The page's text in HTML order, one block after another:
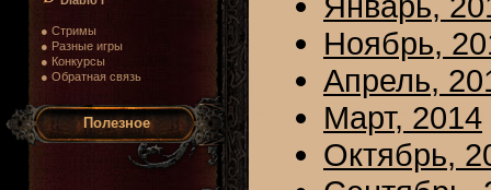
● Стримы
● Разные игры
● Конкурсы
● Обратная связь
Полезное
Ноябрь,
Апрель,
Март, 2014
Октябрь,